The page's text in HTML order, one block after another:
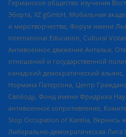
Германское общество изучения
Эберта, XZ gGmbH, Мобильная
и миротворчества, Форум имени
International Education, Cultural
Антивоенное движение Антальи,
отношений и государственной
канадский демократический
Нормана Патерсона, Центр
Свободу, Фонд имени Фридриха
антивоенное сопротивление,
Stop Occupation of Karelia,
Либерально-демократическая Лига